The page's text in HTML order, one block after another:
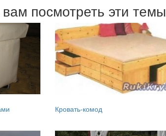
посмотреть эти темы
Кровать-комод